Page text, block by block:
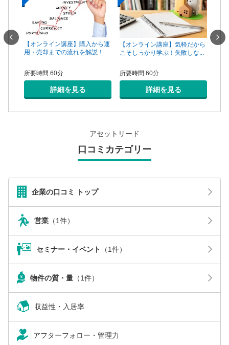
手は
【オンライン講座】購入から運
用・売却までの流れを解説！...
所要時間 60分
詳細を見る
【オンライン講座】気軽だから
こそしっかり学ぶ！失敗しな...
所要時間 60分
詳細を見る
【オ
アセットリード
口コミカテゴリー
企業の口コミ トップ
営業 （1件）
セミナー・イベント （1件）
物件の質・量 （1件）
収益性・入居率
アフターフォロー・管理力